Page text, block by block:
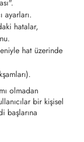
ayarları.
hatalar,
hat üzerinde
olmadan
bir kişisel
başlarına